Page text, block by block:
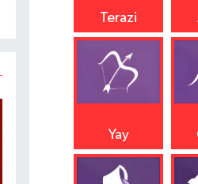
Terazi
Yay